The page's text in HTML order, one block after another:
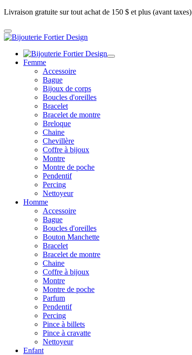
Livraison gratuite sur tout achat de 150 $ et plus (avant taxes)
Femme
Accessoire
Bague
Bijoux de corps
Boucles d'oreilles
Bracelet
Bracelet de montre
Breloque
Chaine
Chevillère
Coffre à bijoux
Montre
Montre de poche
Pendentif
Percing
Nettoyeur
Homme
Accessoire
Bague
Boucles d'oreilles
Bouton Manchette
Bracelet
Bracelet de montre
Chaine
Coffre à bijoux
Montre
Montre de poche
Parfum
Pendentif
Percing
Pince à billets
Pince à cravatte
Nettoyeur
Enfant